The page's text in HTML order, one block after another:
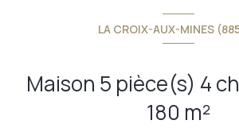
LA CROIX-AUX-MINES
Maison 5 pièce(s) 4 chambre(s)
180 m²